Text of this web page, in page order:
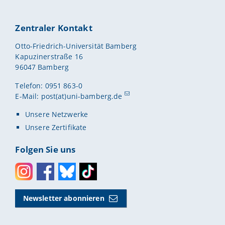
Zentraler Kontakt
Otto-Friedrich-Universität Bamberg
Kapuzinerstraße 16
96047 Bamberg
Telefon: 0951 863-0
E-Mail: post(at)uni-bamberg.de
Unsere Netzwerke
Unsere Zertifikate
Folgen Sie uns
InstagramFacebookBlueskyToktok
Newsletter abonnieren